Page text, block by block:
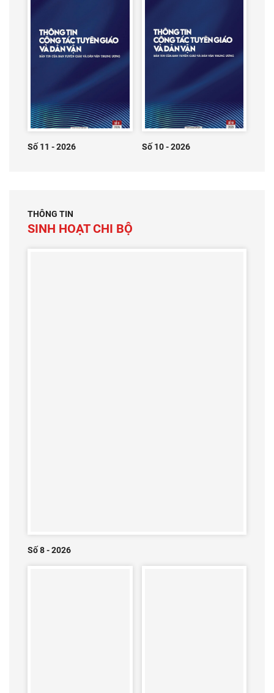
Số 11 - 2026 Số 10 - 2026
THÔNG TIN
SINH HOẠT CHI BỘ
Số 8 - 2026